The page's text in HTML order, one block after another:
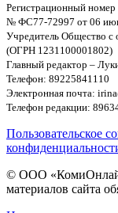
Регистрационный номер
№ ФС77-72997 от 06
Учредитель Общество с
(ОГРН 1231100001802)
Главный редактор –
Телефон: 89225841110
Электронная почта:
Телефон редакции:
Пользовательское
© ООО
материалов сайта